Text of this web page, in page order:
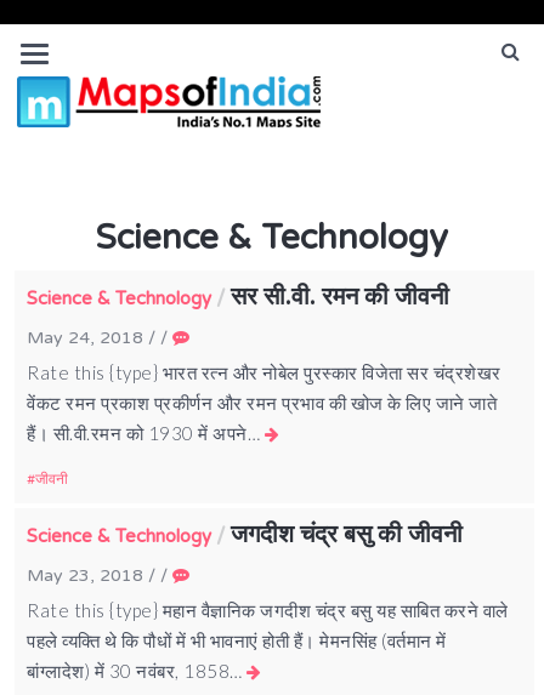
Science & Technology
Science & Technology/सर सी.वी. रमन की जीवनी
May 24, 2018 / /
Rate this {type} भारत रत्न और नोबेल पुरस्कार विजेता सर चंद्रशेखर
वेंकट रमन प्रकाश प्रकीर्णन और रमन प्रभाव की खोज के लिए जाने जाते
हैं। सी.वी.रमन को 1930 में अपने…
जीवनी
Science & Technology/जगदीश चंद्र बसु की जीवनी
May 23, 2018 / /
Rate this {type} महान वैज्ञानिक जगदीश चंद्र बसु यह साबित करने वाले
पहले व्यक्ति थे कि पौधों में भी भावनाएं होती हैं। मेमनसिंह (वर्तमान में
बांग्लादेश) में 30 नवंबर, 1858…